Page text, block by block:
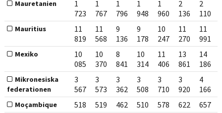
Mauretanien
1
723
1
767
1
796
1
948
1
960
2
136
2
110
Mauritius
11
819
11
568
9
136
9
178
10
247
11
270
11
991
Mexiko
10
085
10
370
8
841
10
314
11
406
13
861
14
186
Mikronesiska
federationen
3
567
3
573
3
362
3
508
3
710
3
920
4
166
Moçambique 518 519 462 510 578 622 657